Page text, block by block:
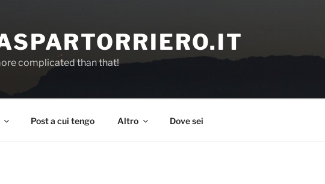
complicated than that!
Post a cui tengo Altro Dove sei